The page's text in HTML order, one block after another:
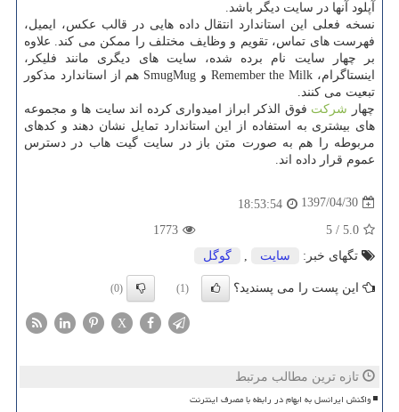
آپلود آنها در سایت دیگر باشد.
نسخه فعلی این استاندارد انتقال داده هایی در قالب عكس، ایمیل،
فهرست های تماس، تقویم و وظایف مختلف را ممكن می كند. علاوه
بر چهار سایت نام برده شده، سایت های دیگری مانند فلیكر،
اینستاگرام، Remember the Milk و SmugMug هم از استاندارد مذكور
تبعیت می كنند.
چهار شركت فوق الذكر ابراز امیدواری كرده اند سایت ها و مجموعه
های بیشتری به استفاده از این استاندارد تمایل نشان دهند و كدهای
مربوطه را هم به صورت متن باز در سایت گیت هاب در دسترس
عموم قرار داده اند.
1397/04/30
18:53:54
5.0
/
5
1773
تگهای خبر:
سایت گوگل
این پست را می پسندید؟ (1)
(0)
X
تازه ترین مطالب مرتبط
واکنش ایرانسل به ابهام در رابطه با مصرف اینترنت